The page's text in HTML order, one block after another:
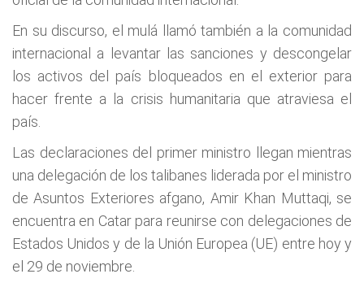
En su discurso, el mulá llamó también a la comunidad
internacional a levantar las sanciones y descongelar
los activos del país bloqueados en el exterior para
hacer frente a la crisis humanitaria que atraviesa el
país.
Las declaraciones del primer ministro llegan mientras
una delegación de los talibanes liderada por el ministro
de Asuntos Exteriores afgano, Amir Khan Muttaqi, se
encuentra en Catar para reunirse con delegaciones de
Estados Unidos y de la Unión Europea (UE) entre hoy y
el 29 de noviembre.